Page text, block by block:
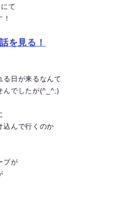
にて
を見る！
る日が来るなんて
んでしたが(^_^;)
込んで行くのか
プが